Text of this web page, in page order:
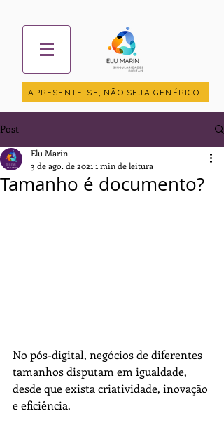
APRESENTE-SE, NÃO SEJA GENÉRICO
Post
Tamanho é documento?
Elu Marin
3 de ago. de 2021 1 min de leitura
No pós-digital, negócios de diferentes
tamanhos disputam em igualdade,
desde que exista criatividade, inovação
e eficiência.